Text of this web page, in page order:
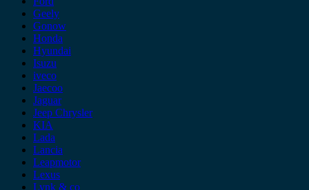
Geely
Gonow
Honda
Hyundai
Isuzu
iveco
Jaecoo
Jaguar
Jeep Chrysler
KIA
Lada
Lancia
Leapmotor
Lexus
Lynk & co